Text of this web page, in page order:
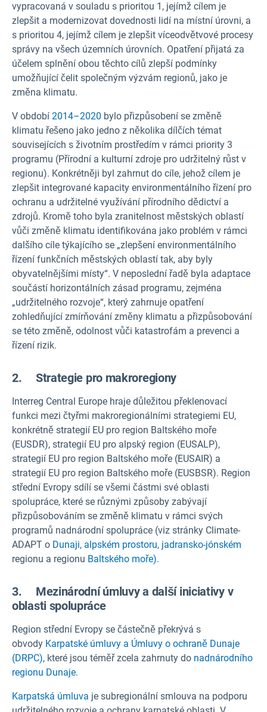
vypracovaná v souladu s prioritou 1, jejímž cílem je
zlepšit a modernizovat dovednosti lidí na místní úrovni, a
s prioritou 4, jejímž cílem je zlepšit víceodvětvové procesy
správy na všech územních úrovních. Opatření přijatá za
účelem splnění obou těchto cílů zlepší podmínky
umožňující čelit společným výzvám regionů, jako je
změna klimatu.
V období 2014–2020 bylo přizpůsobení se změně
klimatu řešeno jako jedno z několika dílčích témat
souvisejících s životním prostředím v rámci priority 3
programu (Přírodní a kulturní zdroje pro udržitelný růst v
regionu). Konkrétněji byl zahrnut do cíle, jehož cílem je
zlepšit integrované kapacity environmentálního řízení pro
ochranu a udržitelné využívání přírodního dědictví a
zdrojů. Kromě toho byla zranitelnost městských oblastí
vůči změně klimatu identifikována jako problém v rámci
dalšího cíle týkajícího se „zlepšení environmentálního
řízení funkčních městských oblastí tak, aby byly
obyvatelnějšími místy“. V neposlední řadě byla adaptace
součástí horizontálních zásad programu, zejména
„udržitelného rozvoje“, který zahrnuje opatření
zohledňující zmírňování změny klimatu a přizpůsobování
se této změně, odolnost vůči katastrofám a prevenci a
řízení rizik.
2. Strategie pro makroregiony
Interreg Central Europe hraje důležitou překlenovací
funkci mezi čtyřmi makroregionálními strategiemi EU,
konkrétně strategií EU pro region Baltského moře
(EUSDR), strategií EU pro alpský region (EUSALP),
strategií EU pro region Baltského moře (EUSAIR) a
strategií EU pro region Baltského moře (EUSBSR). Region
střední Evropy sdílí se všemi částmi své oblasti
spolupráce, které se různými způsoby zabývají
přizpůsobováním se změně klimatu v rámci svých
programů nadnárodní spolupráce (viz stránky Climate-
ADAPT o Dunaji, alpském prostoru, jadransko-jónském
regionu a regionu Baltského moře).
3. Mezinárodní úmluvy a další iniciativy v
oblasti spolupráce
Region střední Evropy se částečně překrývá s
obvody Karpatské úmluvy a Úmluvy o ochraně Dunaje
(DRPC), které jsou téměř zcela zahrnuty do nadnárodního
regionu Dunaje.
Karpatská úmluva je subregionální smlouva na podporu